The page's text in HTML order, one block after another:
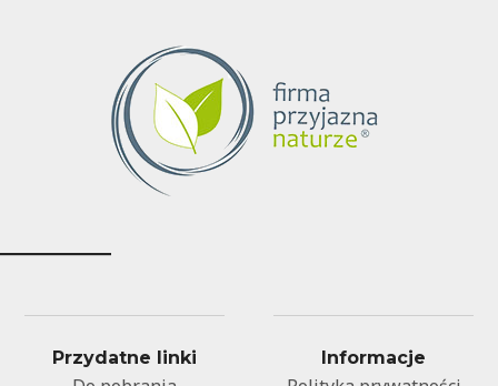
Przydatne linki Informacje